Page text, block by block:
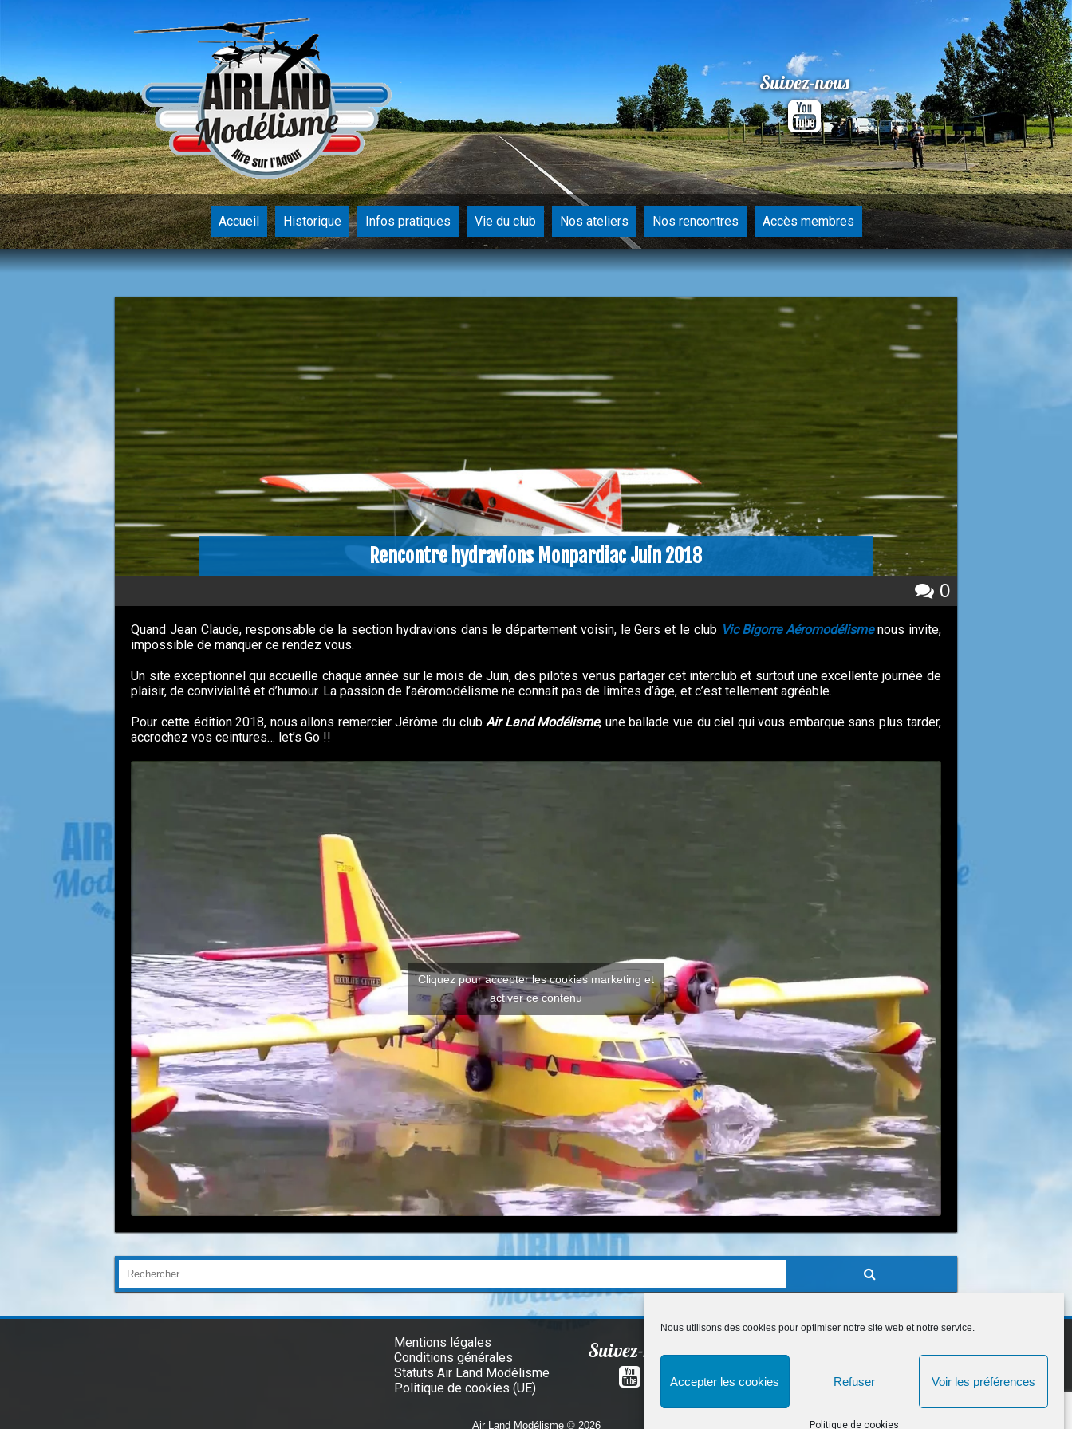
Nous utilisons des cookies pour optimiser notre site web et notre service.
Accepter les cookies Refuser Voir les préférences
Politique de cookies
Suivez-nous
Accueil Historique Infos pratiques Vie du club Nos ateliers Nos rencontres Accès membres
Rencontre hydravions Monpardiac Juin 2018
0
Quand Jean Claude, responsable de la section hydravions dans le département voisin, le Gers et le club Vic Bigorre Aéromodélismenous invite,
impossible de manquer ce rendez vous.
Un site exceptionnel qui accueille chaque année sur le mois de Juin, des pilotes venus partager cet interclub et surtout une excellente journée de
plaisir, de convivialité et d’humour. La passion de l’aéromodélisme ne connait pas de limites d’âge, et c’est tellement agréable.
Pour cette édition 2018, nous allons remercier Jérôme du clubAir Land Modélisme, une ballade vue du ciel qui vous embarque sans plus tarder,
accrochez vos ceintures… let’s Go !!
Cliquez pour accepter les cookies marketing et
activer ce contenu
Mentions légales
Conditions générales
Statuts Air Land Modélisme
Politique de cookies (UE)
Suivez-nous
Air Land Modélisme © 2026